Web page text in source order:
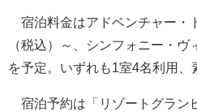
宿泊料金はアドベンチャー・
（税込）～、シンフォニー・
を予定。いずれも1室4名利用、
宿泊予約は「リゾートグラン